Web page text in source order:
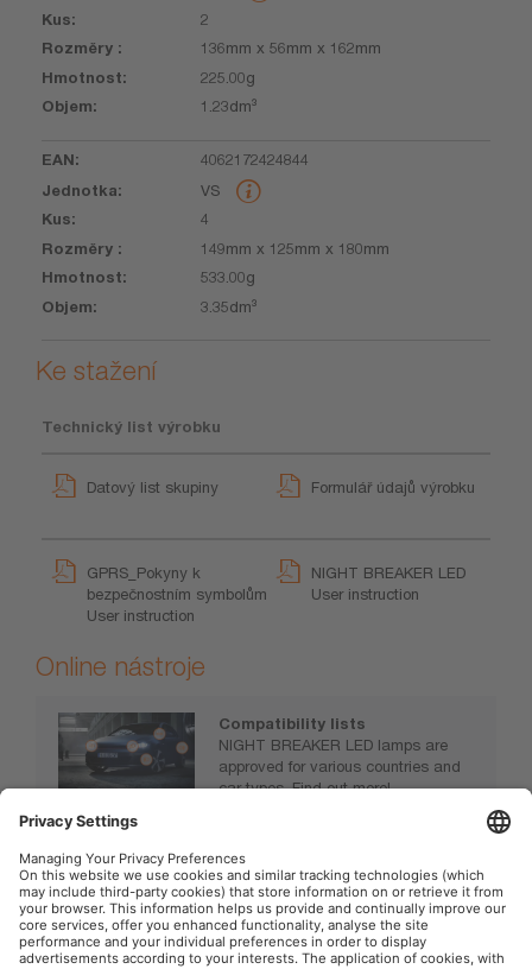
2
136mm x 56mm x 162mm
225.00g
1.23dm³
4062172424844
VS
4
149mm x 125mm x 180mm
533.00g
3.35dm³
Ke stažení
Technický list výrobku
Datový list skupiny Formulář údajů výrobku
GPRS_Pokyny k
bezpečnostním symbolům
User instruction
NIGHT BREAKER LED
User instruction
Online nástroje
Compatibility lists
NIGHT BREAKER LED lamps are
approved for various countries and
car types. Find out more!